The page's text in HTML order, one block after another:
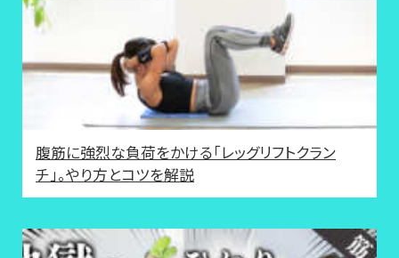
腹筋に強烈な負荷をかける「レッグリフトクラン
チ」。やり方とコツを解説